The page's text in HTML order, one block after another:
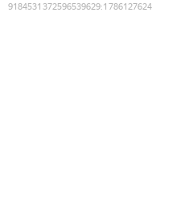
9184531372596539629:1786127624